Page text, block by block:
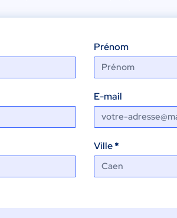
Prénom
E-mail
Ville*